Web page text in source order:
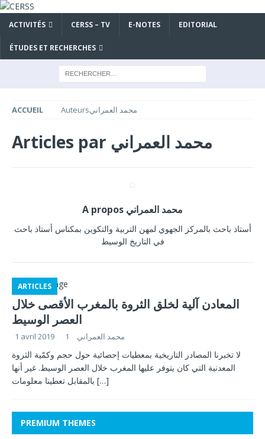
ACTIVITÉS CERSS – TV E-NOTES EDITORIAL
ÉTUDES ET RECHERCHES
ACCUEIL Auteursمحمد العمراني
Articles par محمد العمراني
A propos محمد العمراني
أستاذ باحث بالمركز الجهوي لمهن التربية والتكوين بمكناس أستاذ باحث
ARTICLES
المعادن آلية لخلق الثروة بالمغرب الأقصى خلال
العصر الوسيط
1 avril 2019 محمد العمراني 1
لا تخبرنا المصادر التاريخية بمعطيات إحصائية حول حجم وكمّية الثروة
المعدنية التي كان يتوفر عليها المغرب خلال العصر الوسيط. غير أنها
[…]
PREMIUM THEMES